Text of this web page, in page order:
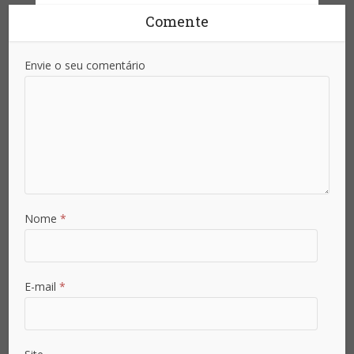
Comente
Envie o seu comentário
Nome*
E-mail*